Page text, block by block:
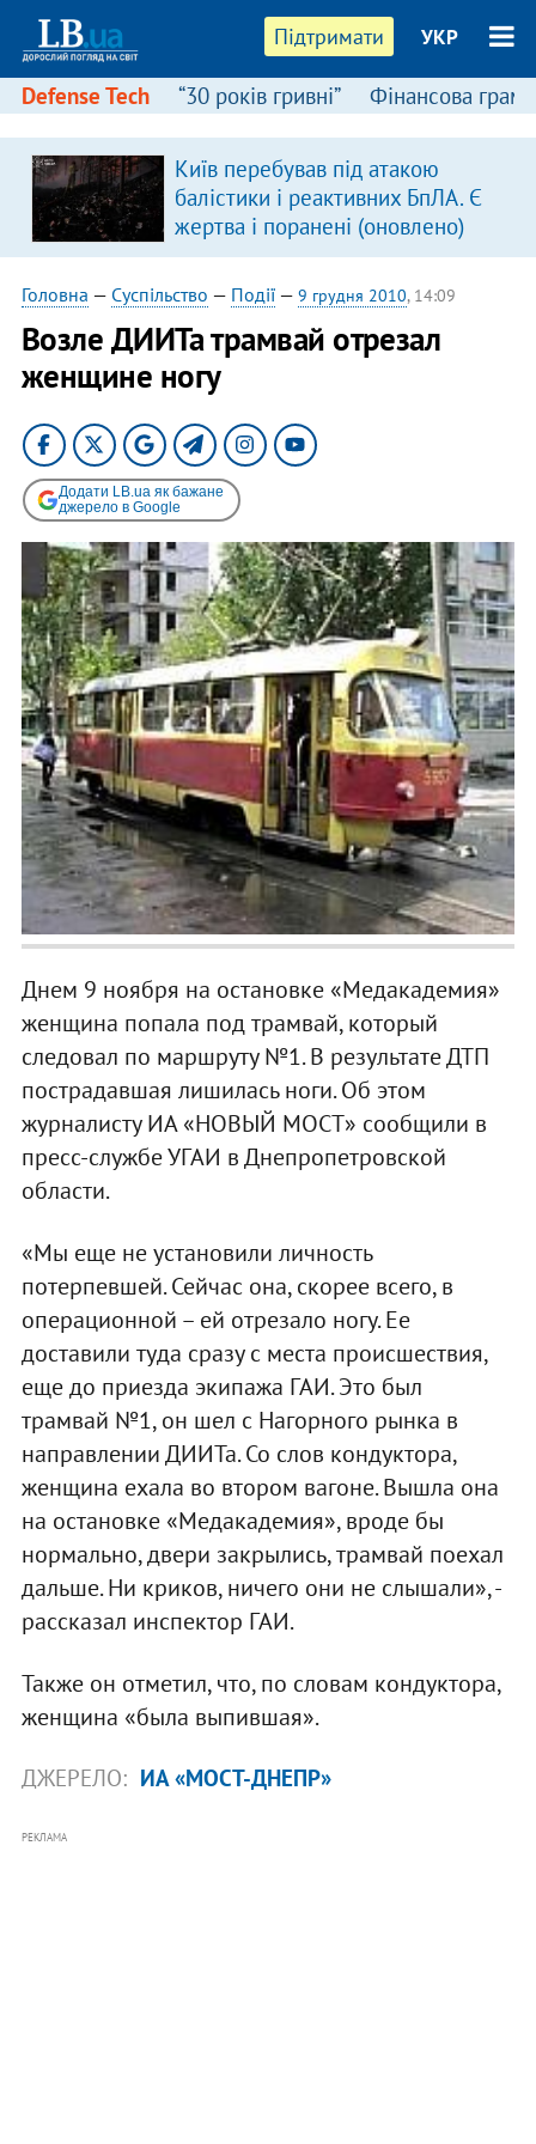
Підтримати УКР
Defense Tech “30 років гривні” Фінансова
Київ перебував під атакою
балістики і реактивних БпЛА. Є
жертва і поранені (оновлено)
Головна — Суспільство — Події— 9 грудня 2010, 14:09
Возле ДИИТа трамвай отрезал
женщине ногу
Додати LB.ua як бажане
джерело в Google
Днем 9 ноября на остановке «Медакадемия»
женщина попала под трамвай, который
следовал по маршруту №1. В результате ДТП
пострадавшая лишилась ноги. Об этом
журналисту ИА «НОВЫЙ МОСТ» сообщили в
пресс-службе УГАИ в Днепропетровской
области.
«Мы еще не установили личность
потерпевшей. Сейчас она, скорее всего, в
операционной – ей отрезало ногу. Ее
доставили туда сразу с места происшествия,
еще до приезда экипажа ГАИ. Это был
трамвай №1, он шел с Нагорного рынка в
направлении ДИИТа. Со слов кондуктора,
женщина ехала во втором вагоне. Вышла она
на остановке «Медакадемия», вроде бы
нормально, двери закрылись, трамвай поехал
дальше. Ни криков, ничего они не слышали», -
рассказал инспектор ГАИ.
Также он отметил, что, по словам кондуктора,
женщина «была выпившая».
ДЖЕРЕЛО: ИА «МОСТ-ДНЕПР»
РЕКЛАМА